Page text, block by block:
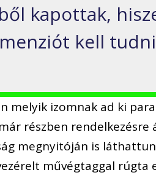
kapottak,
kell
melyik izomnak ad ki
részben rendelkezésre
megnyitóján is
művégtaggal rúgta